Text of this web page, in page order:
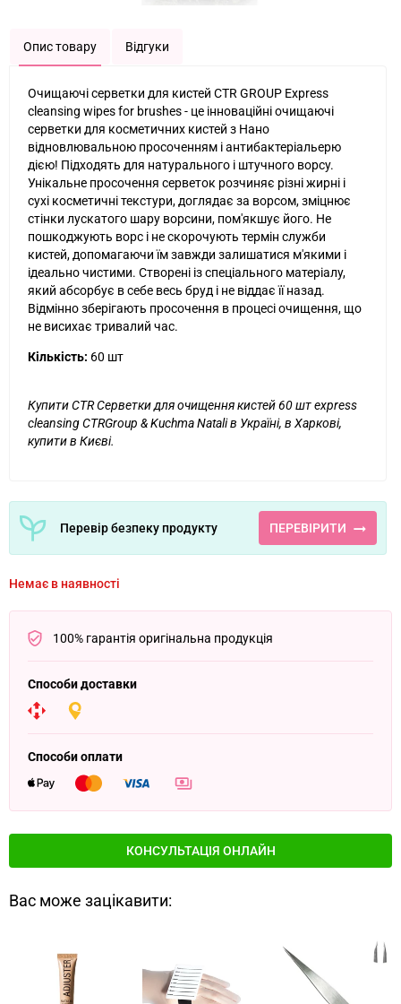
Опис товару Відгуки
Очищаючі серветки для кистей CTR GROUP Express
cleansing wipes for brushes - це інноваційні очищаючі
серветки для косметичних кистей з Нано
відновлювальною просоченням і антибактеріальерю
дією! Підходять для натурального і штучного ворсу.
Унікальне просочення серветок розчиняє різні жирні і
сухі косметичні текстури, доглядає за ворсом, зміцнює
стінки лускатого шару ворсини, пом'якшує його. Не
пошкоджують ворс і не скорочують термін служби
кистей, допомагаючи їм завжди залишатися м'якими і
ідеально чистими. Створені із спеціального матеріалу,
який абсорбує в себе весь бруд і не віддає її назад.
Відмінно зберігають просочення в процесі очищення, що
не висихає тривалий час.
Кількість: 60 шт
Купити CTR Серветки для очищення кистей 60 шт express
cleansing CTRGroup & Kuchma Natali в Україні, в Харкові,
купити в Києві.
Перевір безпеку продукту ПЕРЕВІРИТИ
Немає в наявності
100% гарантія оригінальна продукція
Способи доставки
Способи оплати
КОНСУЛЬТАЦІЯ ОНЛАЙН
Вас може зацікавити: